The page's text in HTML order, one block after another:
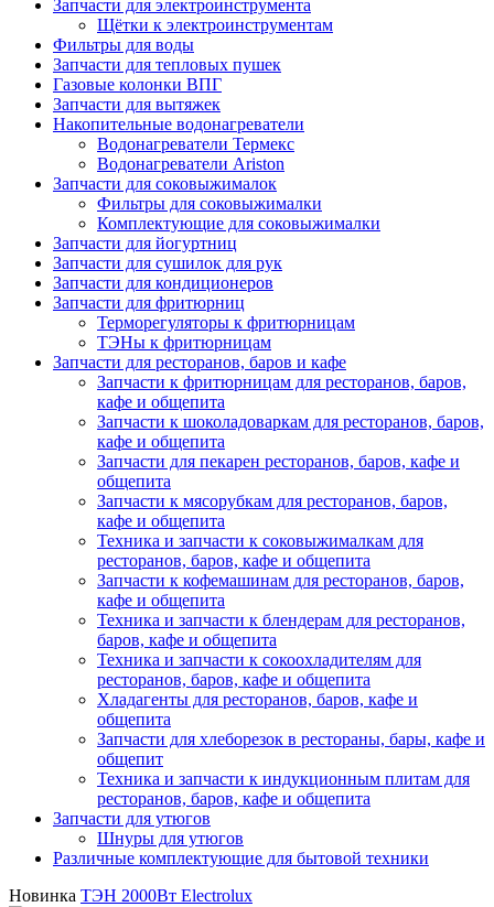
Запчасти для электроинструмента
Щётки к электроинструментам
Фильтры для воды
Запчасти для тепловых пушек
Газовые колонки ВПГ
Запчасти для вытяжек
Накопительные водонагреватели
Водонагреватели Термекс
Водонагреватели Ariston
Запчасти для соковыжималок
Фильтры для соковыжималки
Комплектующие для соковыжималки
Запчасти для йогуртниц
Запчасти для сушилок для рук
Запчасти для кондиционеров
Запчасти для фритюрниц
Терморегуляторы к фритюрницам
ТЭНы к фритюрницам
Запчасти для ресторанов, баров и кафе
Запчасти к фритюрницам для ресторанов, баров,
кафе и общепита
Запчасти к шоколадоваркам для ресторанов, баров,
кафе и общепита
Запчасти для пекарен ресторанов, баров, кафе и
общепита
Запчасти к мясорубкам для ресторанов, баров,
кафе и общепита
Техника и запчасти к соковыжималкам для
ресторанов, баров, кафе и общепита
Запчасти к кофемашинам для ресторанов, баров,
кафе и общепита
Техника и запчасти к блендерам для ресторанов,
баров, кафе и общепита
Техника и запчасти к сокоохладителям для
ресторанов, баров, кафе и общепита
Хладагенты для ресторанов, баров, кафе и
общепита
Запчасти для хлеборезок в рестораны, бары, кафе и
общепит
Техника и запчасти к индукционным плитам для
ресторанов, баров, кафе и общепита
Запчасти для утюгов
Шнуры для утюгов
Различные комплектующие для бытовой техники
Новинка ТЭН 2000Вт Electrolux